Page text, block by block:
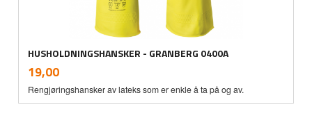
HUSHOLDNINGSHANSKER - GRANBERG 0400A
Pris
19,00mva.
Rengjøringshansker av lateks som er enkle å ta på og av.